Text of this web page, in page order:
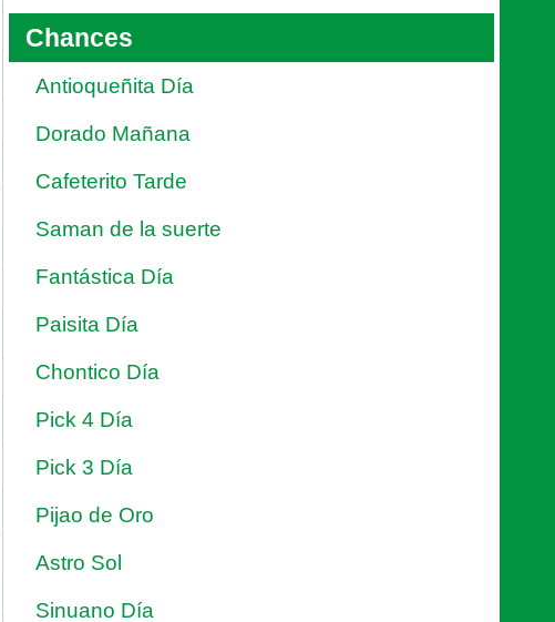
Chances
Antioqueñita Día
Dorado Mañana
Cafeterito Tarde
Saman de la suerte
Fantástica Día
Paisita Día
Chontico Día
Pick 4 Día
Pick 3 Día
Pijao de Oro
Astro Sol
Sinuano Día